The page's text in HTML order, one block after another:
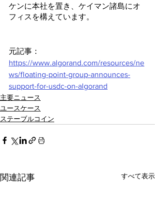
ケンに本社を置き、ケイマン諸島にオ
フィスを構えています。
元記事：
https://www.algorand.com/resources/ne
ws/floating-point-group-announces-
support-for-usdc-on-algorand
主要ニュース
ユースケース
ステーブルコイン
関連記事 すべて表示